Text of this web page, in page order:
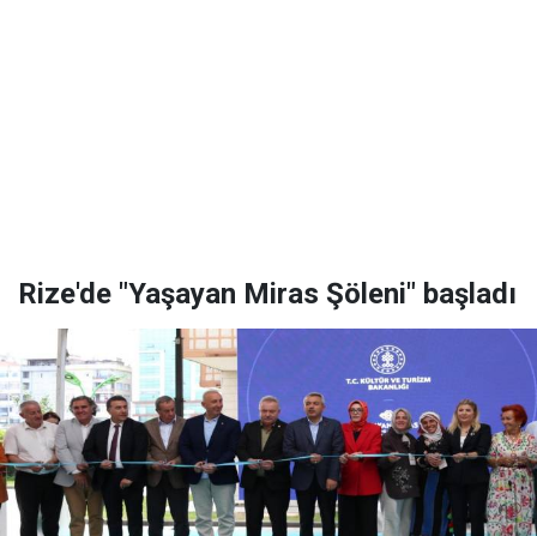
Rize'de "Yaşayan Miras Şöleni" başladı